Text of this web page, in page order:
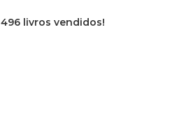
496 livros vendidos!